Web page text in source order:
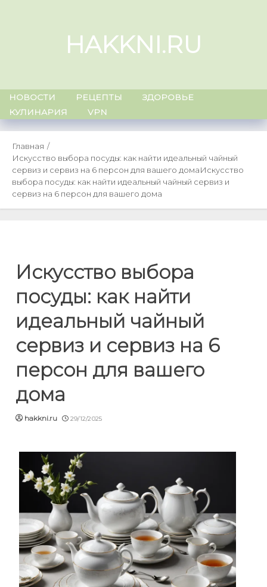
HAKKNI.RU
НОВОСТИ РЕЦЕПТЫ
ЗДОРОВЬЕ
КУЛИНАРИЯ
VPN
Главная
Искусство выбора посуды: как найти идеальный чайный
сервиз и сервиз на 6 персон для вашего домаИскусство
выбора посуды: как найти идеальный чайный сервиз и
сервиз на 6 персон для вашего дома
Искусство выбора
посуды: как найти
идеальный чайный
сервиз и сервиз на 6
персон для вашего
дома
hakkni.ru 29/12/2025